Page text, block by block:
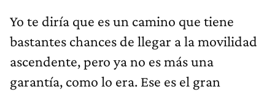
Yo te diría que es un camino que tiene
bastantes chances de llegar a la movilidad
ascendente, pero ya no es más una
garantía, como lo era. Ese es el gran